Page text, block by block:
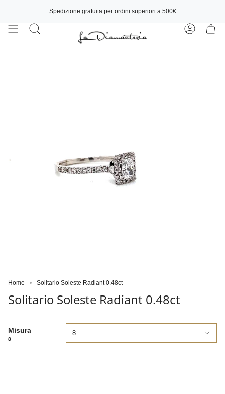
Spedizione gratuita per ordini superiori a 500€
Cerca Account
Home Solitario Soleste Radiant 0.48ct
Solitario Soleste Radiant 0.48ct
Misura
8
8